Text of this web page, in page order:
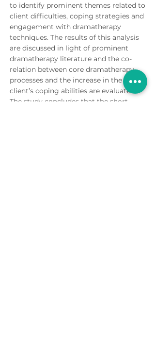
to identify prominent themes related to
client difficulties, coping strategies and
engagement with dramatherapy
techniques. The results of this analysis
are discussed in light of prominent
dramatherapy literature and the co-
relation between core dramatherapy
processes and the increase in the
client’s coping abilities are evaluated.
The study concludes that the short-